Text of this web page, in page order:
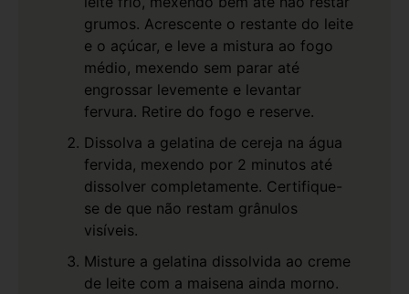
grumos. Acrescente o restante do leite
e o açúcar, e leve a mistura ao fogo
médio, mexendo sem parar até
engrossar levemente e levantar
fervura. Retire do fogo e reserve.
Dissolva a gelatina de cereja na água
fervida, mexendo por 2 minutos até
dissolver completamente. Certifique-
se de que não restam grânulos
visíveis.
Misture a gelatina dissolvida ao creme
de leite com a maisena ainda morno.